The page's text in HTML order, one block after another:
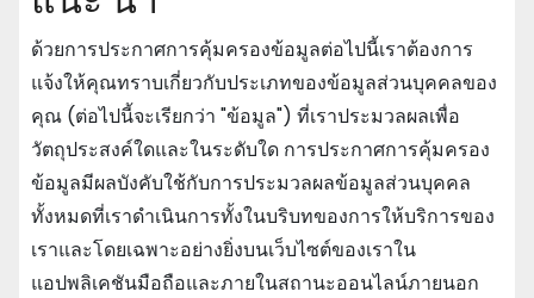
ด้วยการประกาศการคุ้มครองข้อมูลต่อไปนี้เราต้องการ
แจ้งให้คุณทราบเกี่ยวกับประเภทของข้อมูลส่วนบุคคลของ
คุณ (ต่อไปนี้จะเรียกว่า "ข้อมูล") ที่เราประมวลผลเพื่อ
วัตถุประสงค์ใดและในระดับใด การประกาศการคุ้มครอง
ข้อมูลมีผลบังคับใช้กับการประมวลผลข้อมูลส่วนบุคคล
ทั้งหมดที่เราดําเนินการทั้งในบริบทของการให้บริการของ
เราและโดยเฉพาะอย่างยิ่งบนเว็บไซต์ของเราใน
แอปพลิเคชันมือถือและภายในสถานะออนไลน์ภายนอก